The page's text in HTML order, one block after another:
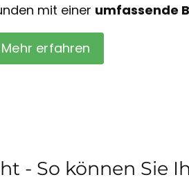
mit einer umfassende
Mehr erfahren
- So können Sie